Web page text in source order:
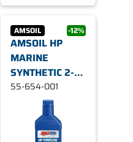
AMSOIL -12%
AMSOIL HP
MARINE
SYNTHETIC 2-
STROKE OIL
946ML
55-654-001